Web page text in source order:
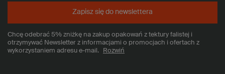
Chcę odebrać 5% zniżkę na zakup opakowań z tektury falistej i
otrzymywać Newsletter z informacjami o promocjach i ofertach z
wykorzystaniem adresu e-mail.
Rozwiń
Zapisz się do newslettera